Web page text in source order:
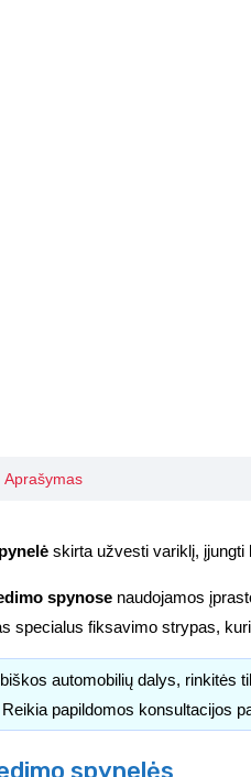
Aprašymas
skirta užvesti variklį, įjungti
spynose naudojamos
specialus fiksavimo strypas,
automobilių dalys, rinkitės
Reikia papildomos konsultacijos
spynelės